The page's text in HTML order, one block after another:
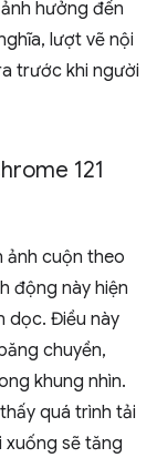
hưởng đến
lượt vẽ nội
trước khi người
121
ảnh cuộn theo
động này hiện
dọc. Điều này
chuyền,
khung nhìn.
quá trình tải
xuống sẽ tăng